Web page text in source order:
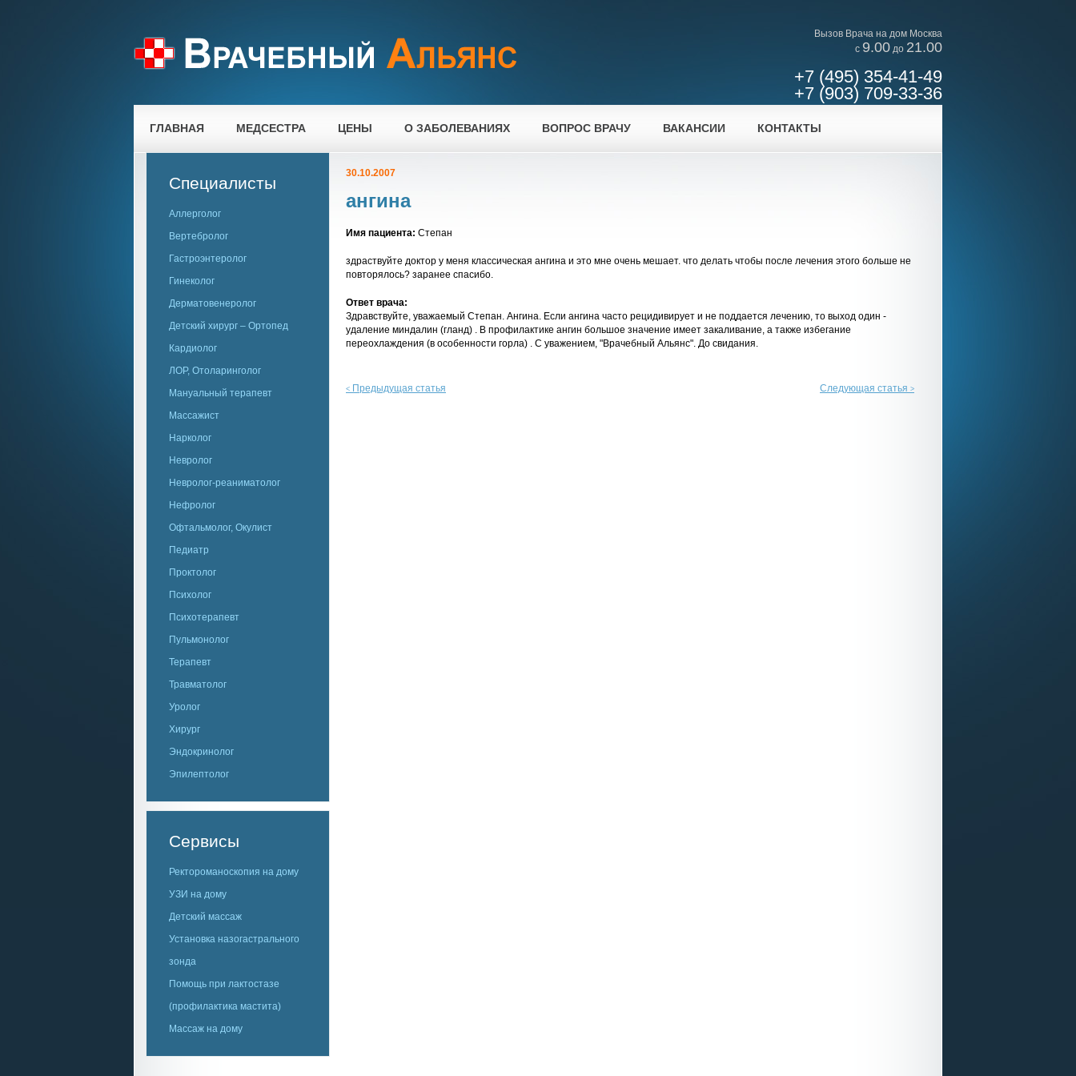
Вызов Врача на дом Москва
c 9.00 до 21.00
+7 (495) 354-41-49
+7 (903) 709-33-36
ГЛАВНАЯ МЕДСЕСТРА ЦЕНЫ О ЗАБОЛЕВАНИЯХ ВОПРОС ВРАЧУ ВАКАНСИИ КОНТАКТЫ
Специалисты
Аллерголог
Вертебролог
Гастроэнтеролог
Гинеколог
Дерматовенеролог
Детский хирург – Ортопед
Кардиолог
ЛОР, Отоларинголог
Мануальный терапевт
Массажист
Нарколог
Невролог
Невролог-реаниматолог
Нефролог
Офтальмолог, Окулист
Педиатр
Проктолог
Психолог
Психотерапевт
Пульмонолог
Терапевт
Травматолог
Уролог
Хирург
Эндокринолог
Эпилептолог
Сервисы
Ректороманоскопия на дому
УЗИ на дому
Детский массаж
Установка назогастрального
зонда
Помощь при лактостазе
(профилактика мастита)
Массаж на дому
30.10.2007
ангина
Имя пациента: Степан
здраствуйте доктор у меня классическая ангина и это мне очень мешает. что делать чтобы после лечения этого больше не
повторялось? заранее спасибо.
Ответ врача:
Здравствуйте, уважаемый Степан. Ангина. Если ангина часто рецидивирует и не поддается лечению, то выход один -
удаление миндалин (гланд) . В профилактике ангин большое значение имеет закаливание, а также избегание
переохлаждения (в особенности горла) . С уважением, "Врачебный Альянс". До свидания.
< Предыдущая статья Следующая статья >